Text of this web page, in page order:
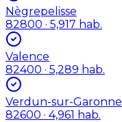
Nègrepelisse
82800 · 5,917 hab.
Valence
82400 · 5,289 hab.
Verdun-sur-Garonne
82600 · 4,961 hab.